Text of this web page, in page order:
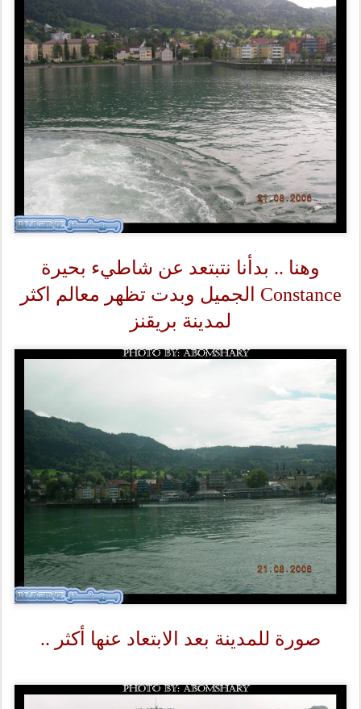
وهنا .. بدأنا نتبتعد عن شاطيء بحيرة
Constance الجميل وبدت تظهر معالم اكثر
لمدينة بريقنز
صورة للمدينة بعد الابتعاد عنها أكثر ..